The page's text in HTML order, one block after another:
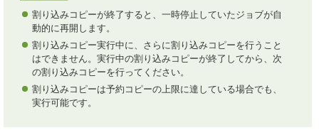
割り込みコピーが終了すると、一時停止していたジョブが自
動的に再開します。
割り込みコピー実行中に、さらに割り込みコピーを行うこと
はできません。実行中の割り込みコピーが終了してから、次
の割り込みコピーを行ってください。
割り込みコピーは予約コピーの上限に達している場合でも、
実行可能です。